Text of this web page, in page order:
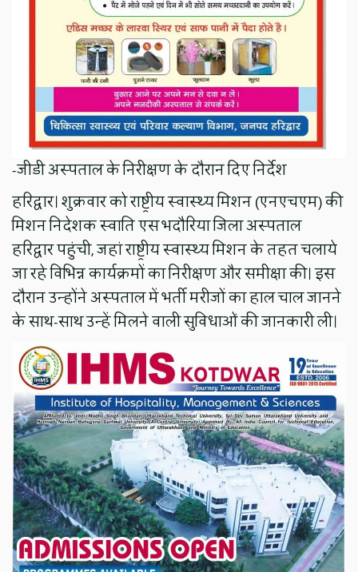
-जीडी अस्पताल के निरीक्षण के दौरान दिए निर्देश
हरिद्वार। शुक्रवार को राष्ट्रीय स्वास्थ्य मिशन (एनएचएम) की
मिशन निदेशक स्वाति एस भदौरिया जिला अस्पताल
हरिद्वार पहुंची, जहां राष्ट्रीय स्वास्थ्य मिशन के तहत चलाये
जा रहे विभिन्न कार्यक्रमों का निरीक्षण और समीक्षा की। इस
दौरान उन्होंने अस्पताल में भर्ती मरीजों का हाल चाल जानने
के साथ-साथ उन्हें मिलने वाली सुविधाओं की जानकारी ली।